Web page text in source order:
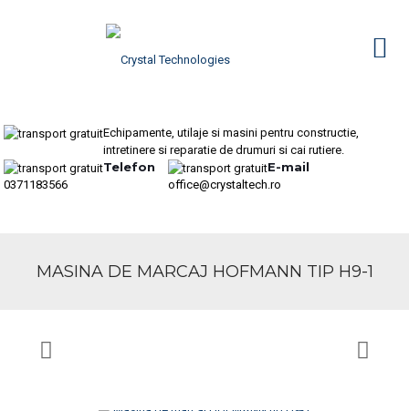
Echipamente, utilaje si masini pentru constructie,
intretinere si reparatie de drumuri si cai rutiere.
Telefon
0371183566
E-mail
office@crystaltech.ro
MASINA DE MARCAJ HOFMANN TIP H9-1